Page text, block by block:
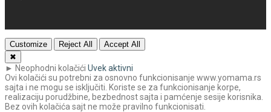
Customize Reject All
Accept All
✖
► Neophodni kolačići Uvek aktivni
Ovi kolačići su potrebni za osnovno funkcionisanje www.yomama.rs
sajta i ne mogu se isključiti. Koriste se za funkcionisanje korpe,
realizaciju porudžbine, bezbednost sajta i pamćenje sesije korisnika.
Bez ovih kolačića sajt ne može pravilno funkcionisati.